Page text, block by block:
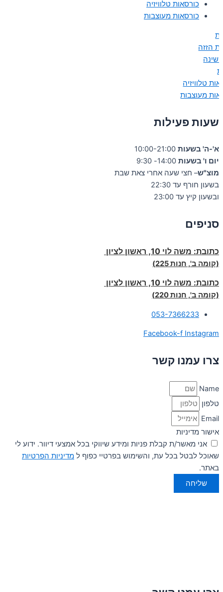
כורסאות טלוויזיה
כורסאות מעוצבות
הזזה
שינה
טלוויזיה
מעוצבות
שעות פעילות
א'-ה' בשעות
יום ו' בשעות
מוצ"ש– חצי שעה אחרי צאת שבת
בשעון חורף עד 22:30
ובשעון קיץ עד 23:00
סניפים
כתובת: משה לוי 10, ראשון לציון
(קומה ב', חנות 225)
כתובת: משה לוי 10, ראשון לציון
(קומה ב', חנות 220)
053-7366233
Facebook-f Instagram
צרו עמנו קשר
Name
טלפון
Email
אישור מדיניות
אני מאשר/ת קבלת פניות ומידע שיווקי בכל אמצעי דיוור. ידוע לי
שאוכל לבטל בכל עת, והשימוש בפרטיי כפוף ל מדיניות הפרטיות
באתר.
שליחה